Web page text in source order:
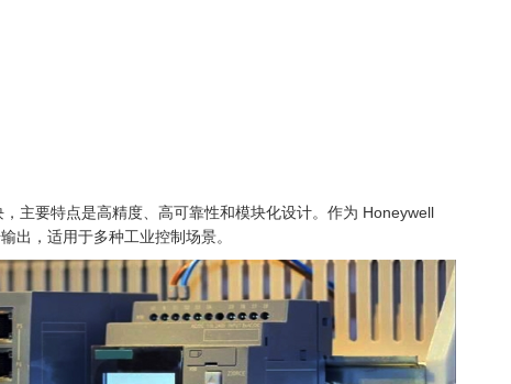
主要特点是高精度、高可靠性和模块化设计。作为 Honeywell
出，适用于多种工业控制场景。